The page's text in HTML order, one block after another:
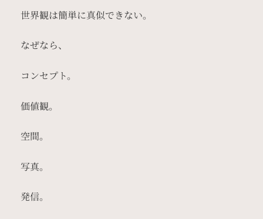
世界観は簡単に真似できない。
なぜなら、
コンセプト。
価値観。
空間。
写真。
発信。